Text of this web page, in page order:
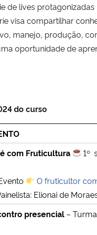
de lives
visa compartilhar
manejo, produção,
oportunidade de
do curso
com Fruticultura 1º
O fruticultor
Elionai de
presencial –